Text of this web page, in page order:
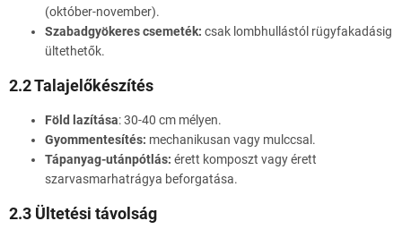
(október-november).
Szabadgyökeres csemeték: csak lombhullástól rügyfakadásig
ültethetők.
2.2 Talajelőkészítés
Föld lazítása: 30-40 cm mélyen.
Gyommentesítés: mechanikusan vagy mulccsal.
Tápanyag-utánpótlás: érett komposzt vagy érett
szarvasmarhatrágya beforgatása.
2.3 Ültetési távolság